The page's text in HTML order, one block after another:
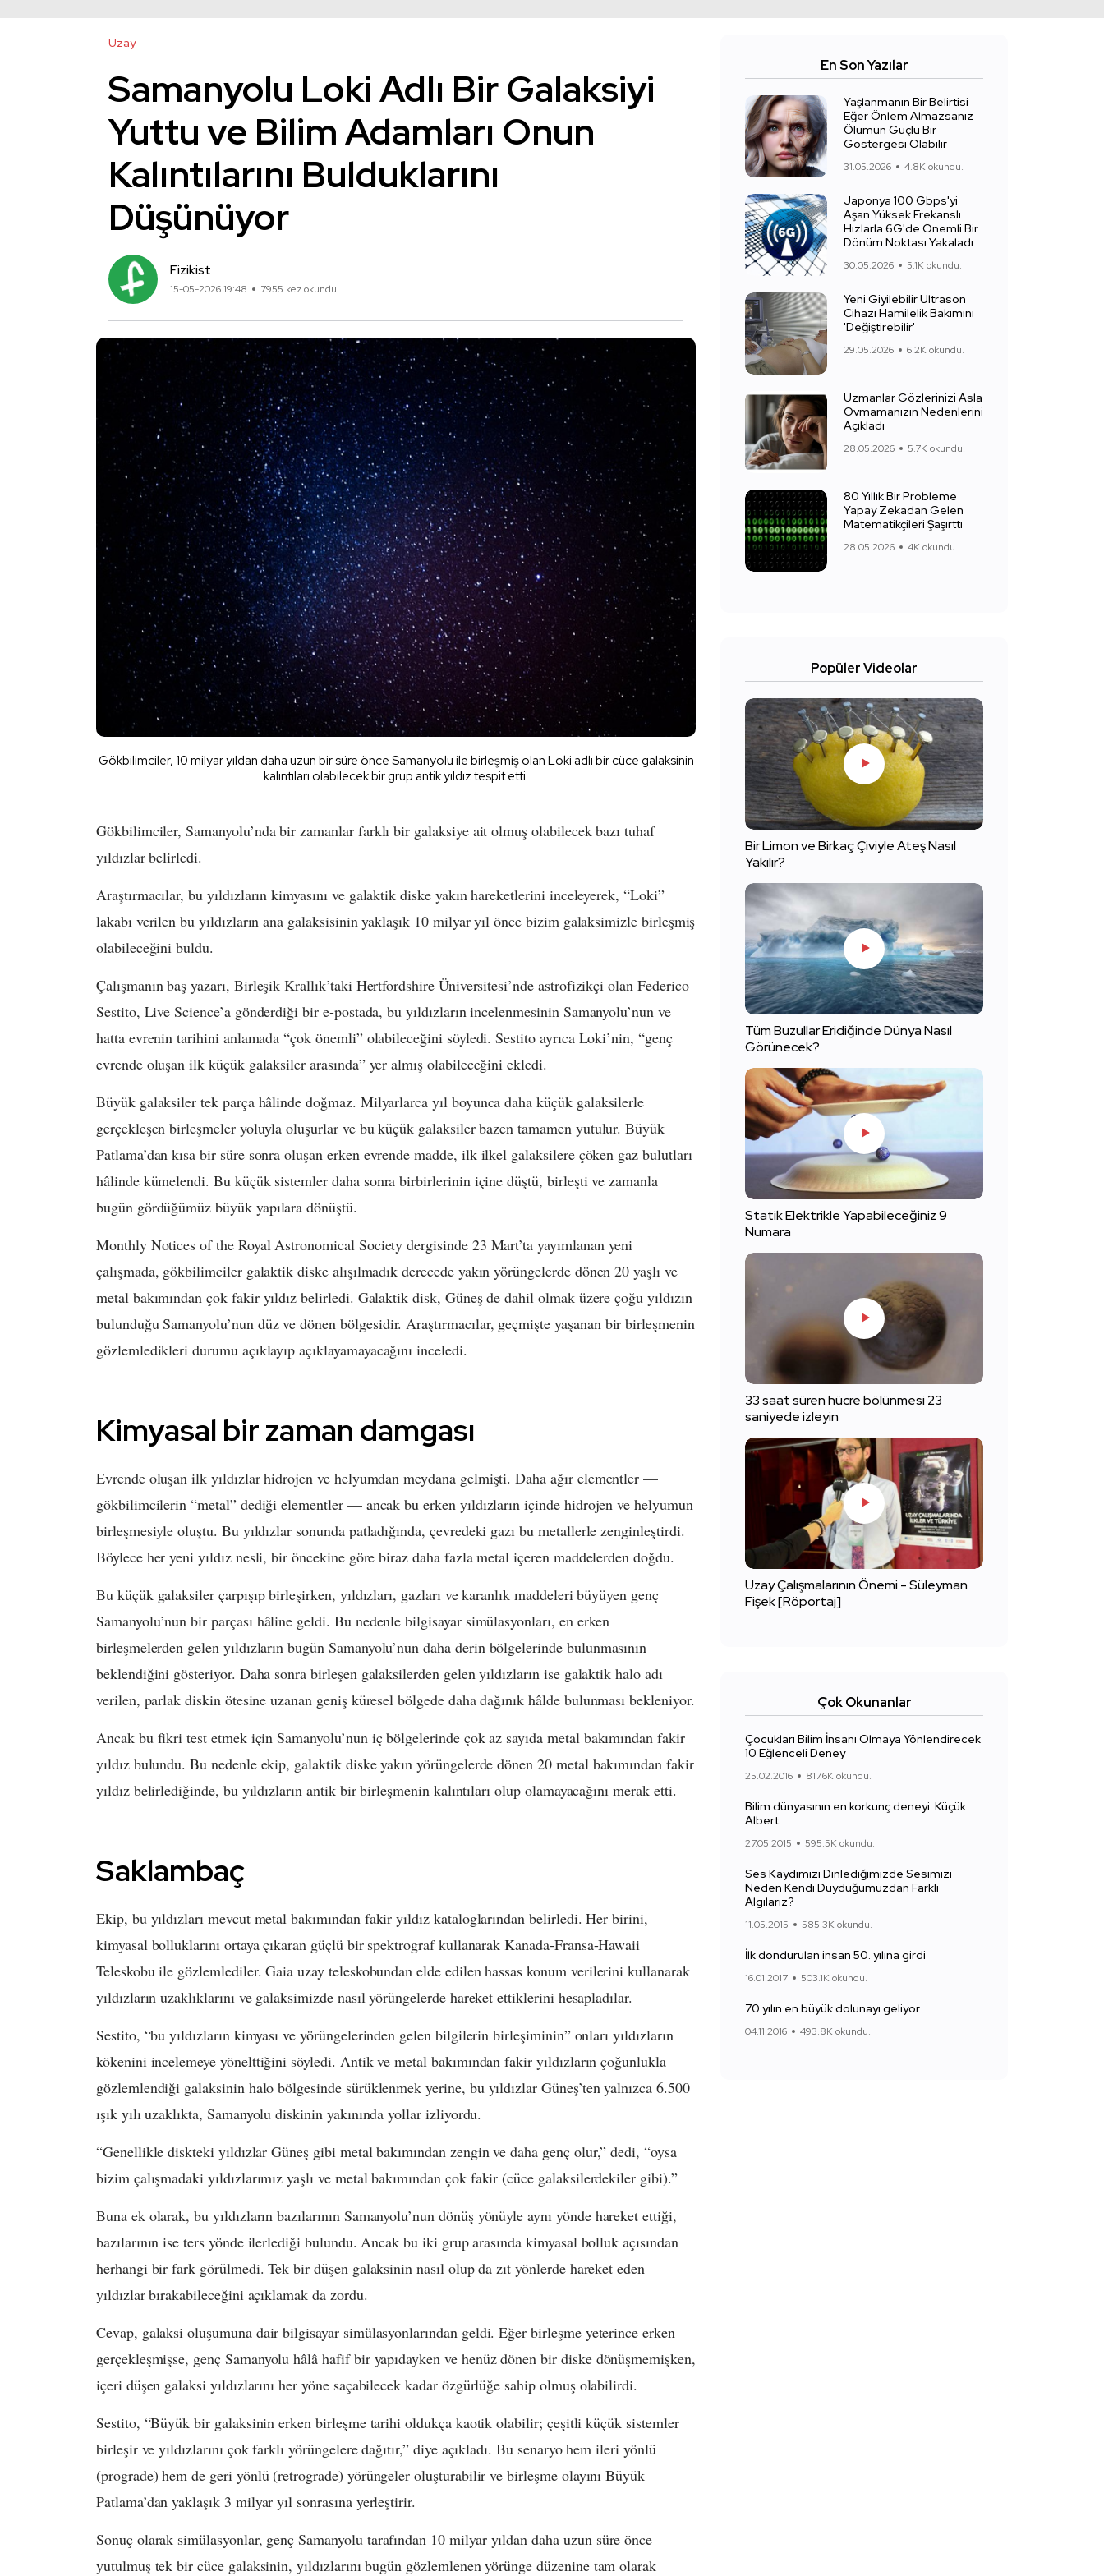
Uzay
Samanyolu Loki Adlı Bir Galaksiyi
Yuttu ve Bilim Adamları Onun
Kalıntılarını Bulduklarını
Düşünüyor
Fizikist
15-05-2026 19:48 7955 kez okundu.
Gökbilimciler, 10 milyar yıldan daha uzun bir süre önce Samanyolu ile birleşmiş olan Loki adlı bir cüce galaksinin
kalıntıları olabilecek bir grup antik yıldız tespit etti.
Gökbilimciler, Samanyolu’nda bir zamanlar farklı bir galaksiye ait olmuş olabilecek bazı tuhaf
yıldızlar belirledi.
Araştırmacılar, bu yıldızların kimyasını ve galaktik diske yakın hareketlerini inceleyerek, “Loki”
lakabı verilen bu yıldızların ana galaksisinin yaklaşık 10 milyar yıl önce bizim galaksimizle birleşmiş
olabileceğini buldu.
Çalışmanın baş yazarı, Birleşik Krallık’taki Hertfordshire Üniversitesi’nde astrofizikçi olan Federico
Sestito, Live Science’a gönderdiği bir e-postada, bu yıldızların incelenmesinin Samanyolu’nun ve
hatta evrenin tarihini anlamada “çok önemli” olabileceğini söyledi. Sestito ayrıca Loki’nin, “genç
evrende oluşan ilk küçük galaksiler arasında” yer almış olabileceğini ekledi.
Büyük galaksiler tek parça hâlinde doğmaz. Milyarlarca yıl boyunca daha küçük galaksilerle
gerçekleşen birleşmeler yoluyla oluşurlar ve bu küçük galaksiler bazen tamamen yutulur. Büyük
Patlama’dan kısa bir süre sonra oluşan erken evrende madde, ilk ilkel galaksilere çöken gaz bulutları
hâlinde kümelendi. Bu küçük sistemler daha sonra birbirlerinin içine düştü, birleşti ve zamanla
bugün gördüğümüz büyük yapılara dönüştü.
Monthly Notices of the Royal Astronomical Society dergisinde 23 Mart’ta yayımlanan yeni
çalışmada, gökbilimciler galaktik diske alışılmadık derecede yakın yörüngelerde dönen 20 yaşlı ve
metal bakımından çok fakir yıldız belirledi. Galaktik disk, Güneş de dahil olmak üzere çoğu yıldızın
bulunduğu Samanyolu’nun düz ve dönen bölgesidir. Araştırmacılar, geçmişte yaşanan bir birleşmenin
gözlemledikleri durumu açıklayıp açıklayamayacağını inceledi.
Kimyasal bir zaman damgası
Evrende oluşan ilk yıldızlar hidrojen ve helyumdan meydana gelmişti. Daha ağır elementler —
gökbilimcilerin “metal” dediği elementler — ancak bu erken yıldızların içinde hidrojen ve helyumun
birleşmesiyle oluştu. Bu yıldızlar sonunda patladığında, çevredeki gazı bu metallerle zenginleştirdi.
Böylece her yeni yıldız nesli, bir öncekine göre biraz daha fazla metal içeren maddelerden doğdu.
Bu küçük galaksiler çarpışıp birleşirken, yıldızları, gazları ve karanlık maddeleri büyüyen genç
Samanyolu’nun bir parçası hâline geldi. Bu nedenle bilgisayar simülasyonları, en erken
birleşmelerden gelen yıldızların bugün Samanyolu’nun daha derin bölgelerinde bulunmasının
beklendiğini gösteriyor. Daha sonra birleşen galaksilerden gelen yıldızların ise galaktik halo adı
verilen, parlak diskin ötesine uzanan geniş küresel bölgede daha dağınık hâlde bulunması bekleniyor.
Ancak bu fikri test etmek için Samanyolu’nun iç bölgelerinde çok az sayıda metal bakımından fakir
yıldız bulundu. Bu nedenle ekip, galaktik diske yakın yörüngelerde dönen 20 metal bakımından fakir
yıldız belirlediğinde, bu yıldızların antik bir birleşmenin kalıntıları olup olamayacağını merak etti.
Saklambaç
Ekip, bu yıldızları mevcut metal bakımından fakir yıldız kataloglarından belirledi. Her birini,
kimyasal bolluklarını ortaya çıkaran güçlü bir spektrograf kullanarak Kanada-Fransa-Hawaii
Teleskobu ile gözlemlediler. Gaia uzay teleskobundan elde edilen hassas konum verilerini kullanarak
yıldızların uzaklıklarını ve galaksimizde nasıl yörüngelerde hareket ettiklerini hesapladılar.
Sestito, “bu yıldızların kimyası ve yörüngelerinden gelen bilgilerin birleşiminin” onları yıldızların
kökenini incelemeye yönelttiğini söyledi. Antik ve metal bakımından fakir yıldızların çoğunlukla
gözlemlendiği galaksinin halo bölgesinde sürüklenmek yerine, bu yıldızlar Güneş’ten yalnızca 6.500
ışık yılı uzaklıkta, Samanyolu diskinin yakınında yollar izliyordu.
“Genellikle diskteki yıldızlar Güneş gibi metal bakımından zengin ve daha genç olur,” dedi, “oysa
bizim çalışmadaki yıldızlarımız yaşlı ve metal bakımından çok fakir (cüce galaksilerdekiler gibi).”
Buna ek olarak, bu yıldızların bazılarının Samanyolu’nun dönüş yönüyle aynı yönde hareket ettiği,
bazılarının ise ters yönde ilerlediği bulundu. Ancak bu iki grup arasında kimyasal bolluk açısından
herhangi bir fark görülmedi. Tek bir düşen galaksinin nasıl olup da zıt yönlerde hareket eden
yıldızlar bırakabileceğini açıklamak da zordu.
Cevap, galaksi oluşumuna dair bilgisayar simülasyonlarından geldi. Eğer birleşme yeterince erken
gerçekleşmişse, genç Samanyolu hâlâ hafif bir yapıdayken ve henüz dönen bir diske dönüşmemişken,
içeri düşen galaksi yıldızlarını her yöne saçabilecek kadar özgürlüğe sahip olmuş olabilirdi.
Sestito, “Büyük bir galaksinin erken birleşme tarihi oldukça kaotik olabilir; çeşitli küçük sistemler
birleşir ve yıldızlarını çok farklı yörüngelere dağıtır,” diye açıkladı. Bu senaryo hem ileri yönlü
(prograde) hem de geri yönlü (retrograde) yörüngeler oluşturabilir ve birleşme olayını Büyük
Patlama’dan yaklaşık 3 milyar yıl sonrasına yerleştirir.
Sonuç olarak simülasyonlar, genç Samanyolu tarafından 10 milyar yıldan daha uzun süre önce
yutulmuş tek bir cüce galaksinin, yıldızlarını bugün gözlemlenen yörünge düzenine tam olarak
En Son Yazılar
Yaşlanmanın Bir Belirtisi
Eğer Önlem Almazsanız
Ölümün Güçlü Bir
Göstergesi Olabilir
31.05.2026 4.8K okundu.
Japonya 100 Gbps'yi
Aşan Yüksek Frekanslı
Hızlarla 6G'de Önemli Bir
Dönüm Noktası Yakaladı
30.05.2026 5.1K okundu.
Yeni Giyilebilir Ultrason
Cihazı Hamilelik Bakımını
'Değiştirebilir'
29.05.2026 6.2K okundu.
Uzmanlar Gözlerinizi Asla
Ovmamanızın Nedenlerini
Açıkladı
28.05.2026 5.7K okundu.
80 Yıllık Bir Probleme
Yapay Zekadan Gelen
Matematikçileri Şaşırttı
28.05.2026 4K okundu.
Popüler Videolar
Bir Limon ve Birkaç Çiviyle Ateş Nasıl
Yakılır?
Tüm Buzullar Eridiğinde Dünya Nasıl
Görünecek?
Statik Elektrikle Yapabileceğiniz 9
Numara
33 saat süren hücre bölünmesi 23
saniyede izleyin
Uzay Çalışmalarının Önemi - Süleyman
Fişek [Röportaj]
Çok Okunanlar
Çocukları Bilim İnsanı Olmaya Yönlendirecek
10 Eğlenceli Deney
25.02.2016 817.6K okundu.
Bilim dünyasının en korkunç deneyi: Küçük
Albert
27.05.2015 595.5K okundu.
Ses Kaydımızı Dinlediğimizde Sesimizi
Neden Kendi Duyduğumuzdan Farklı
Algılarız?
11.05.2015 585.3K okundu.
İlk dondurulan insan 50. yılına girdi
16.01.2017 503.1K okundu.
70 yılın en büyük dolunayı geliyor
04.11.2016 493.8K okundu.